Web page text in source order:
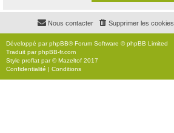
Supprimer les cookies
Nous contacter
Développé parphpBB® Forum Software © phpBB Limited
Traduit parphpBB-fr.com
Style proflat par ©Mazeltof 2017
Confidentialité | Conditions